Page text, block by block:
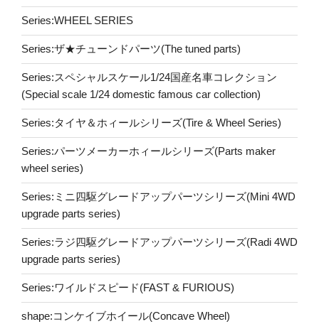
Series:WHEEL SERIES
Series:ザ★チューンドパーツ(The tuned parts)
Series:スペシャルスケール1/24国産名車コレクション
(Special scale 1/24 domestic famous car collection)
Series:タイヤ＆ホィールシリーズ(Tire & Wheel Series)
Series:パーツメーカーホィールシリーズ(Parts maker
wheel series)
Series:ミニ四駆グレードアップパーツシリーズ(Mini 4WD
upgrade parts series)
Series:ラジ四駆グレードアップパーツシリーズ(Radi 4WD
upgrade parts series)
Series:ワイルドスピード(FAST & FURIOUS)
shape:コンケイブホイール(Concave Wheel)